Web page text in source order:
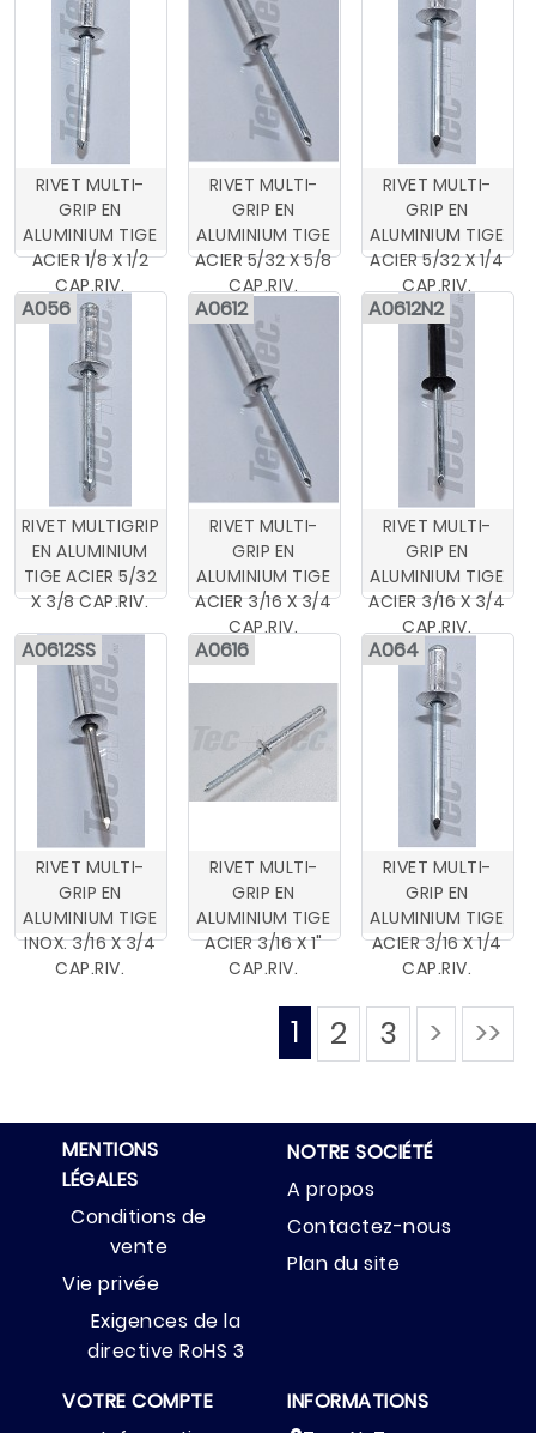
RIVET MULTI-
GRIP EN
ALUMINIUM TIGE
ACIER 1/8 X 1/2
CAP.RIV.
RIVET MULTI-
GRIP EN
ALUMINIUM TIGE
ACIER 5/32 X 5/8
CAP.RIV.
RIVET MULTI-
GRIP EN
ALUMINIUM TIGE
ACIER 5/32 X 1/4
CAP.RIV.
RIVET MULTIGRIP
EN ALUMINIUM
TIGE ACIER 5/32
X 3/8 CAP.RIV.
A056
RIVET MULTI-
GRIP EN
ALUMINIUM TIGE
ACIER 3/16 X 3/4
CAP.RIV.
A0612
RIVET MULTI-
GRIP EN
ALUMINIUM TIGE
ACIER 3/16 X 3/4
CAP.RIV.
A0612N2
RIVET MULTI-
GRIP EN
ALUMINIUM TIGE
INOX. 3/16 X 3/4
CAP.RIV.
A0612SS
RIVET MULTI-
GRIP EN
ALUMINIUM TIGE
ACIER 3/16 X 1"
CAP.RIV.
A0616
RIVET MULTI-
GRIP EN
ALUMINIUM TIGE
ACIER 3/16 X 1/4
CAP.RIV.
A064
1 2 3 > >>
MENTIONS
LÉGALES
Conditions de
vente
Vie privée
Exigences de la
directive RoHS 3
NOTRE SOCIÉTÉ
A propos
Contactez-nous
Plan du site
VOTRE COMPTE
INFORMATIONS